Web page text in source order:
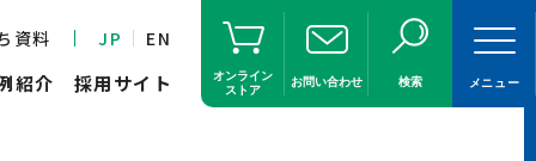
資料 JP EN
紹介 採用サイト
オンライン
ストア
お問い合わせ 検索 メニュー